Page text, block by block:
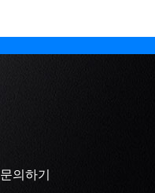
문의하기